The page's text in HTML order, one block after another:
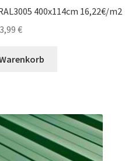
400x114cm 16,22€/m2
€